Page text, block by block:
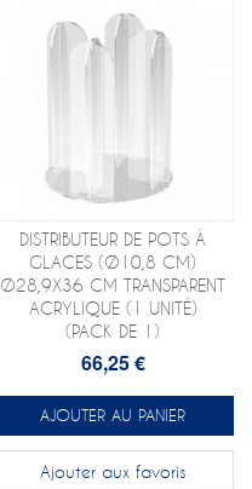
DISTRIBUTEUR DE POTS À
GLACES (Ø10,8 CM)
Ø28,9X36 CM TRANSPARENT
ACRYLIQUE (1 UNITÉ)
(PACK DE 1)
66,25 €
AJOUTER AU PANIER
Ajouter aux favoris